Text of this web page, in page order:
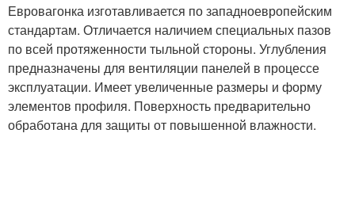
Евровагонка изготавливается по западноевропейским
стандартам. Отличается наличием специальных пазов
по всей протяженности тыльной стороны. Углубления
предназначены для вентиляции панелей в процессе
эксплуатации. Имеет увеличенные размеры и форму
элементов профиля. Поверхность предварительно
обработана для защиты от повышенной влажности.